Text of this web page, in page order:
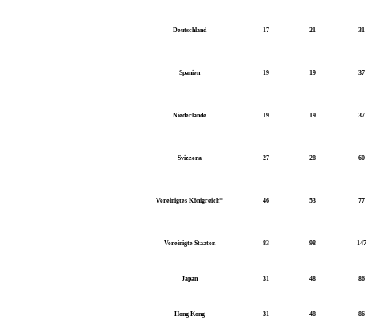
Deutschland 17 21 31
Spanien 19 19 37
Niederlande 19 19 37
Svizzera 27 28 60
Vereinigtes Königreich* 46 53 77
Vereinigte Staaten 83 98 147
Japan 31 48 86
Hong Kong 31 48 86